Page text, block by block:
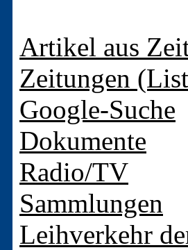
Artikel aus
Zeitungen
Google-Suche
Dokumente
Radio/TV
Sammlungen
Leihverkehr